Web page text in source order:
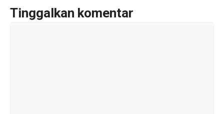
o
o
A a
Tinggalkan komentar